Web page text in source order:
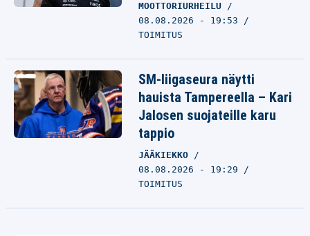
MOOTTORIURHEILU
08.08.2026 - 19:53
TOIMITUS
SM-liigaseura näytti
hauista Tampereella – Kari
Jalosen suojateille karu
tappio
JÄÄKIEKKO
08.08.2026 - 19:29
TOIMITUS